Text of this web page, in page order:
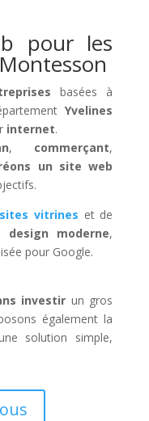
pour les
basées à
Yvelines
internet.
, commerçant,
un site web
sites vitrines et de
design moderne,
pour Google.
investir un gros
également la
solution simple,